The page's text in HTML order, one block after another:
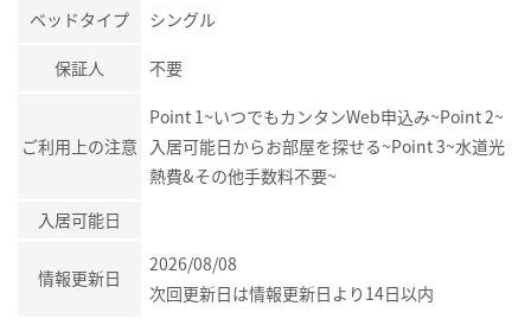
ベッドタイプ
シングル
保証人 不要
ご利用上の注意
Point 1~いつでもカンタンWeb申込み~Point 2~
入居可能日からお部屋を探せる~Point 3~水道光
熱費&その他手数料不要~
入居可能日
情報更新日
2026/08/08
次回更新日は情報更新日より14日以内